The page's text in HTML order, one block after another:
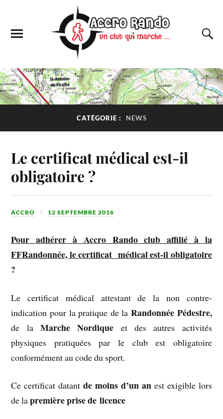
CATÉGORIE : NEWS
Le certificat médical est-il
obligatoire ?
ACCRO 12 SEPTEMBRE 2016
Pour adhérer à Accro Rando club affilié à la
FFRandonnée, le certificat médical est-il obligatoire
?
Le certificat médical attestant de la non contre-
indication pour la pratique de laRandonnée Pédestre,
de laMarche Nordique et des autres activités
physiques pratiquées par le club est obligatoire
conformément au code du sport.
Ce certificat datantde moins d’un anest exigible lors
de lapremière prise de licence